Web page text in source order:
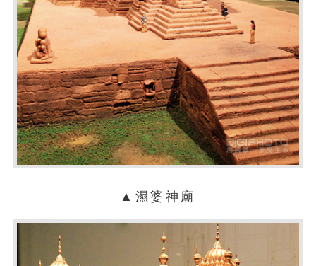
▲濕婆神廟